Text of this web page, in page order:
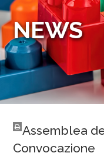
NEWS
Assemblea
Convocazione